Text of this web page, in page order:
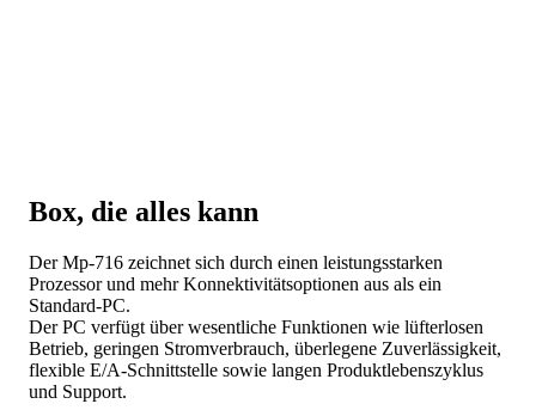
Box, die alles kann
Der Mp-716 zeichnet sich durch einen leistungsstarken
Prozessor und mehr Konnektivitätsoptionen aus als ein
Standard-PC.
Der PC verfügt über wesentliche Funktionen wie lüfterlosen
Betrieb, geringen Stromverbrauch, überlegene Zuverlässigkeit,
flexible E/A-Schnittstelle sowie langen Produktlebenszyklus
und Support.